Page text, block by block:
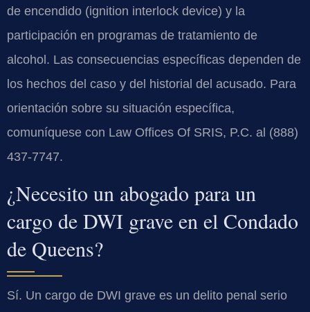
de encendido (ignition interlock device) y la
participación en programas de tratamiento de
alcohol. Las consecuencias específicas dependen de
los hechos del caso y del historial del acusado. Para
orientación sobre su situación específica,
comuníquese con Law Offices Of SRIS, P.C. al (888)
437-7747.
¿Necesito un abogado para un
cargo de DWI grave en el Condado
de Queens?
Sí. Un cargo de DWI grave es un delito penal serio